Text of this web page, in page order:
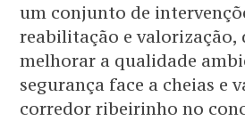
um conjunto de
reabilitação e valorização,
melhorar a qualidade
segurança face a cheias e
corredor ribeirinho no